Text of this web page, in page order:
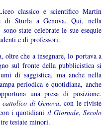
classico e scientifico Martin
di Sturla a Genova. Qui, nella
state celebrate le sue esequie
e di professori.
oltre che a insegnare, lo portava a
sul fronte della pubblicistica si
di saggistica, ma anche nella
periodica e quotidiana, anche
una presa di posizione.
di Genova, con le riviste
i quotidiani il Giornale, Secolo
testate minori.